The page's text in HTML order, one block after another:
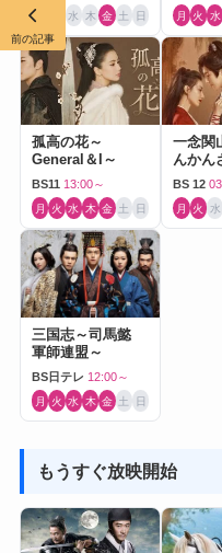
月 水 木 金 土 日 月 火 水
孤高の花～
General＆I～
BS11 13:00～
月 火 水 木 金 土 日
一念関
んかん
BS 12
月 火 水
三国志～司馬懿
軍師連盟～
BS日テレ 12:00～
月 火 水 木 金 土 日
もうすぐ放映開始
前の記事